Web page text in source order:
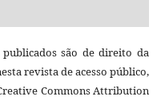
são de direito da
revista de acesso público,
Commons Attribution